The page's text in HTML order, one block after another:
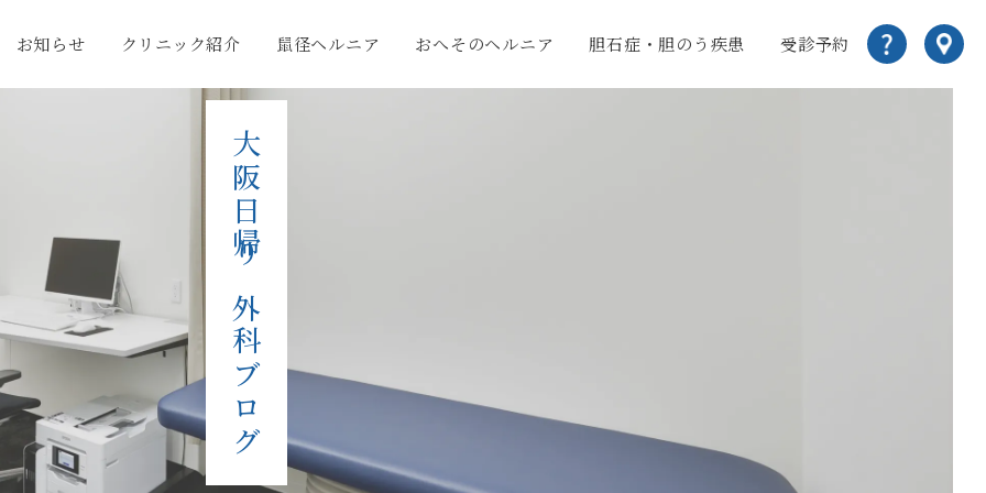
お知らせ クリニック紹介 鼠径ヘルニア おへそのヘルニア 胆石症・胆のう疾患 受診予約
大阪日帰り外科ブログ